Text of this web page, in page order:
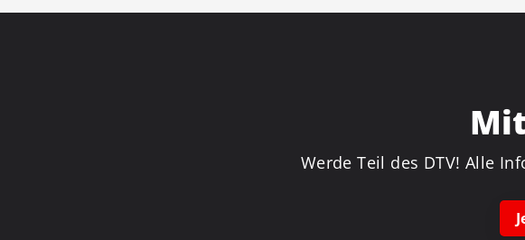
Werde Teil des DTV! Alle